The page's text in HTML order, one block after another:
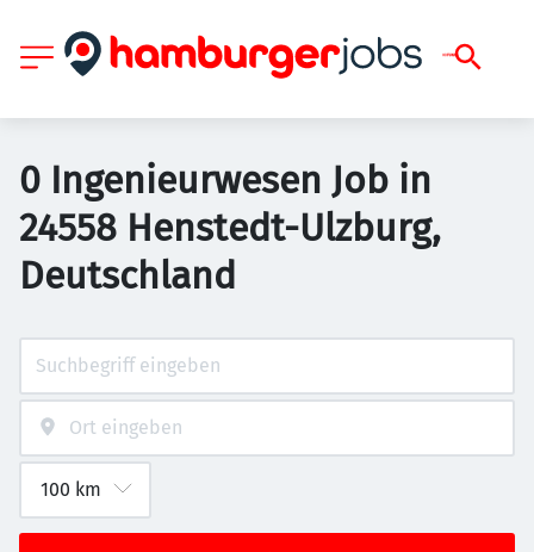
0 Ingenieurwesen Job in
24558 Henstedt-Ulzburg,
Deutschland